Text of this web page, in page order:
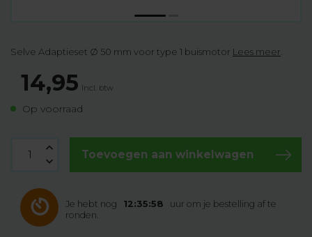
Selve Adaptieset Ø 50 mm voor type 1 buismotor Lees meer
14,95 Incl. btw
Op voorraad
Toevoegen aan winkelwagen
Je hebt nog 12:35:58
uur om je bestelling af te
ronden.